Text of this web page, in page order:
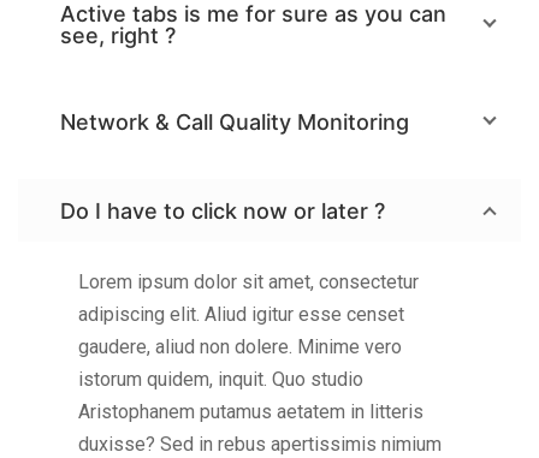
Active tabs is me for sure as you can
see, right ?
Network & Call Quality Monitoring
Do I have to click now or later ?
Lorem ipsum dolor sit amet, consectetur
adipiscing elit. Aliud igitur esse censet
gaudere, aliud non dolere. Minime vero
istorum quidem, inquit. Quo studio
Aristophanem putamus aetatem in litteris
duxisse? Sed in rebus apertissimis nimium